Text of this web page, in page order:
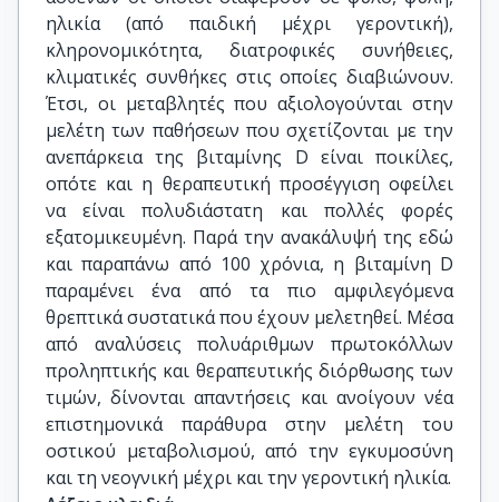
ηλικία (από παιδική μέχρι γεροντική),
κληρονομικότητα, διατροφικές συνήθειες,
κλιματικές συνθήκες στις οποίες διαβιώνουν.
Έτσι, οι μεταβλητές που αξιολογούνται στην
μελέτη των παθήσεων που σχετίζονται με την
ανεπάρκεια της βιταμίνης D είναι ποικίλες,
οπότε και η θεραπευτική προσέγγιση οφείλει
να είναι πολυδιάστατη και πολλές φορές
εξατομικευμένη. Παρά την ανακάλυψή της εδώ
και παραπάνω από 100 χρόνια, η βιταμίνη D
παραμένει ένα από τα πιο αμφιλεγόμενα
θρεπτικά συστατικά που έχουν μελετηθεί. Μέσα
από αναλύσεις πολυάριθμων πρωτοκόλλων
προληπτικής και θεραπευτικής διόρθωσης των
τιμών, δίνονται απαντήσεις και ανοίγουν νέα
επιστημονικά παράθυρα στην μελέτη του
οστικού μεταβολισμού, από την εγκυμοσύνη
και τη νεογνική μέχρι και την γεροντική ηλικία.